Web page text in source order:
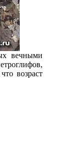
вечными
возраст